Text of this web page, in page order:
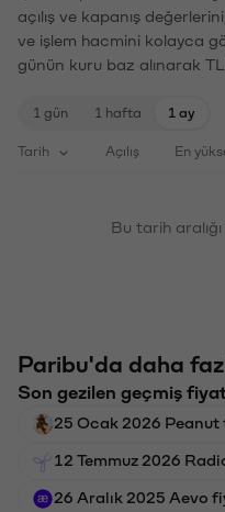
açılış ve kapanış
ve işlem hacmini kolayca
günün kuru baz alınarak
1 gün 1 hafta 1 ay
Tarih Açılış En
Bu tarih
Paribu'da daha
Son gezilen geçmiş
25 Ocak 2026 Peanut
12 Temmuz 2026
26 Aralık 2025 Aevo